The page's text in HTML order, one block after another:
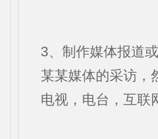
3、制作媒体报道
某某媒体的采访，
电视，电台，互联